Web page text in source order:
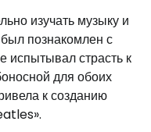
изучать музыку и
был познакомлен с
страсть к
для обоих
к созданию